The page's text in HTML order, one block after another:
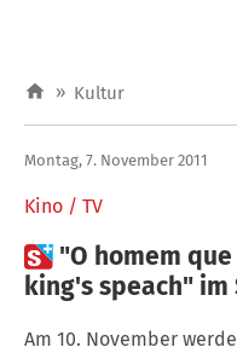
» Kultur
Kino / TV
Montag, 7. November 2011
 "O homem
king's speach" im
Am 10. November